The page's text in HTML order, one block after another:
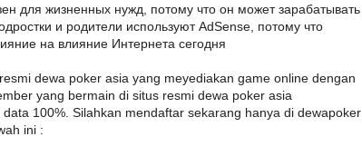
для жизненных нужд, потому что он может зарабатывать
и родители используют AdSense, потому что
на влияние Интернета сегодня
dewa poker asia yang meyediakan game online dengan
yang bermain di situs resmi dewa poker asia
100%. Silahkan mendaftar sekarang hanya di dewapoker
ini :